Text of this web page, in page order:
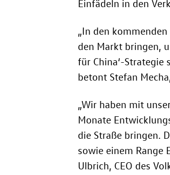
Einfädeln in den
„In den
den Markt bringen,
für China‘-
betont Stefan
„Wir haben mit
Monate
die Straße bringen.
sowie einem Range
Ulbrich, CEO des